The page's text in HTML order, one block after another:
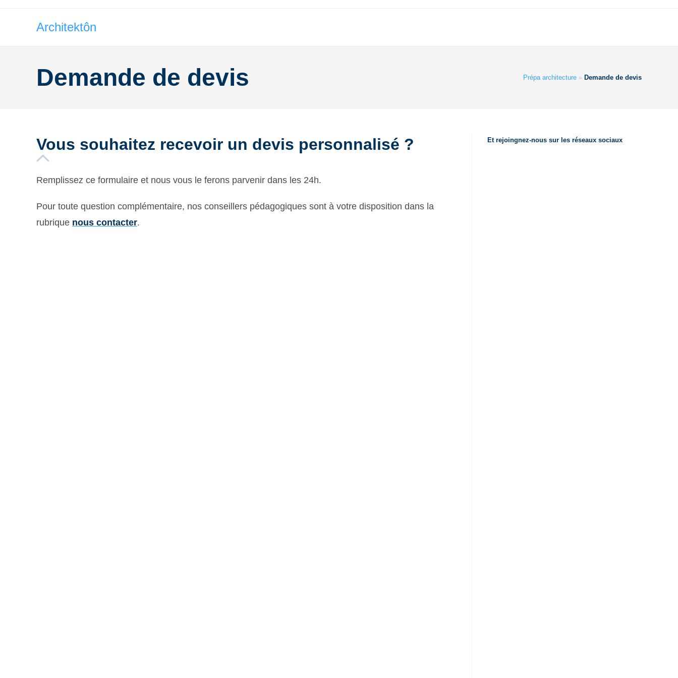
Architektôn
Demande de devis Prépa architecture » Demande de devis
Vous souhaitez recevoir un devis personnalisé ?
Remplissez ce formulaire et nous vous le ferons parvenir dans les 24h.
Pour toute question complémentaire, nos conseillers pédagogiques sont à votre disposition dans la
rubrique nous contacter.
Et rejoingnez-nous sur les réseaux sociaux